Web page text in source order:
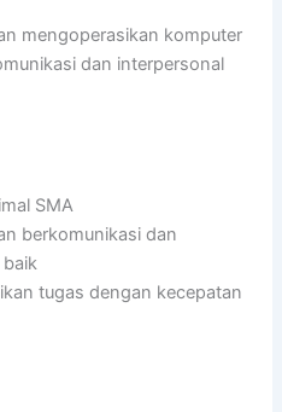
mengoperasikan komputer
dan interpersonal
SMA
berkomunikasi dan
tugas dengan kecepatan